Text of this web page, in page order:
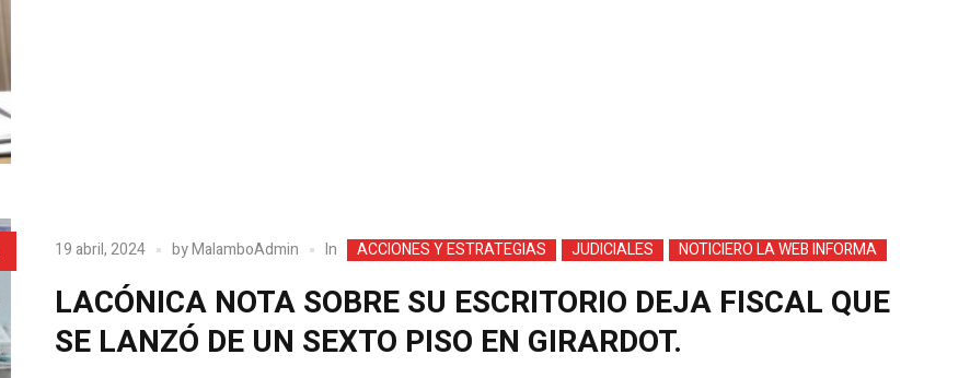
19 abril, 2024 byMalamboAdmin In ACCIONES Y ESTRATEGIAS JUDICIALES NOTICIERO LA WEB INFORMA
LACÓNICA NOTA SOBRE SU ESCRITORIO DEJA FISCAL QUE
SE LANZÓ DE UN SEXTO PISO EN GIRARDOT.